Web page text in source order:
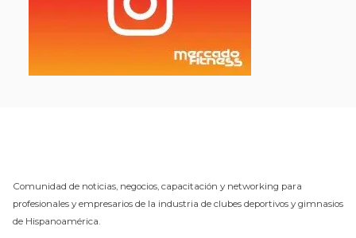
Comunidad de noticias, negocios, capacitación y networking para
profesionales y empresarios de la industria de clubes deportivos y gimnasios
de Hispanoamérica.